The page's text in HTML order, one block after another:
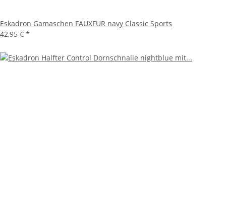
Eskadron Gamaschen FAUXFUR navy Classic Sports
42,95 € *